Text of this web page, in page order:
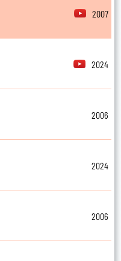
2007
2024
2006
2024
2006